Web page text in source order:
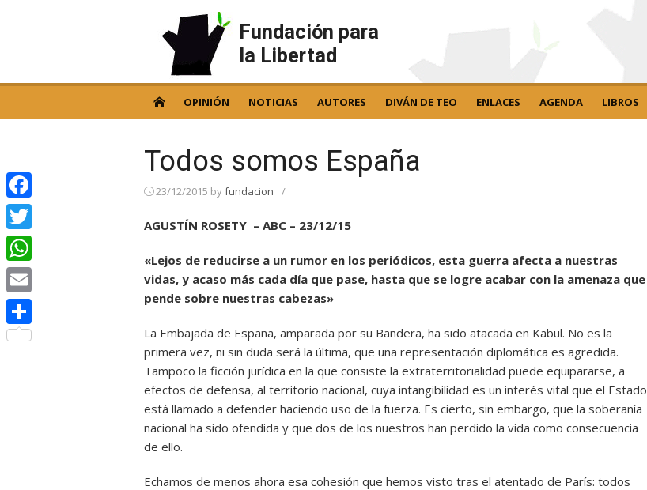
Fundación para
la Libertad
OPINIÓN NOTICIAS AUTORES DIVÁN DE TEO ENLACES AGENDA LIBROS
Todos somos España
23/12/2015 byfundacion /
AGUSTÍN ROSETY – ABC – 23/12/15
«Lejos de reducirse a un rumor en los periódicos, esta guerra afecta a nuestras
vidas, y acaso más cada día que pase, hasta que se logre acabar con la amenaza que
pende sobre nuestras cabezas»
La Embajada de España, amparada por su Bandera, ha sido atacada en Kabul. No es la
primera vez, ni sin duda será la última, que una representación diplomática es agredida.
Tampoco la ficción jurídica en la que consiste la extraterritorialidad puede equipararse, a
efectos de defensa, al territorio nacional, cuya intangibilidad es un interés vital que el Estado
está llamado a defender haciendo uso de la fuerza. Es cierto, sin embargo, que la soberanía
nacional ha sido ofendida y que dos de los nuestros han perdido la vida como consecuencia
de ello.
Echamos de menos ahora esa cohesión que hemos visto tras el atentado de París: todos
Facebook
Twitter
WhatsApp
Email
Compartir